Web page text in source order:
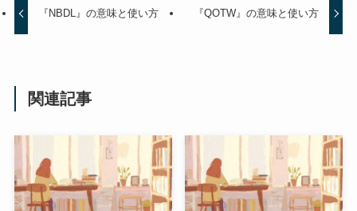
『NBDL』の意味と使い方 『QOTW』の意味と使い方
関連記事